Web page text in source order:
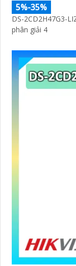
5%-35%
DS-2CD2H47G3-
phân giải 4